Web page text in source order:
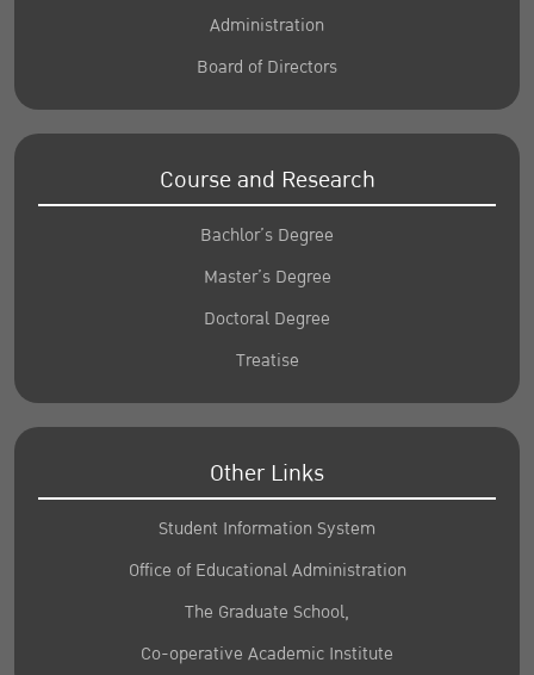
Administration
Board of Directors
Course and Research
Bachlor’s Degree
Master’s Degree
Doctoral Degree
Treatise
Other Links
Student Information System
Office of Educational Administration
The Graduate School,
Co-operative Academic Institute